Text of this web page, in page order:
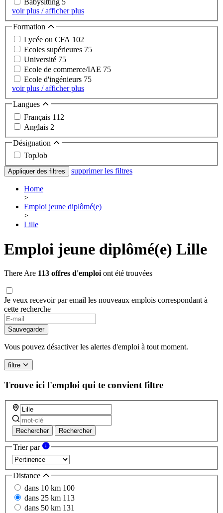
Babysitting 5
voir plus / afficher plus
Formation
Lycée ou CFA 102
Ecoles supérieures 75
Université 75
Ecole de commerce/IAE 75
Ecole d'ingénieurs 75
voir plus / afficher plus
Langues
Français 112
Anglais 2
Désignation
TopJob
Appliquer des filtres supprimer les filtres
Home
>
Emploi jeune diplômé(e)
>
Lille
Emploi jeune diplômé(e) Lille
There Are 113 offres d'emploi ont été trouvées
Je veux recevoir par email les nouveaux emplois correspondant à
cette recherche
If
you
are
a
human,
ignore
this
field
Sauvegarder
Vous pouvez désactiver les alertes d'emploi à tout moment.
filtre
Trouve ici l'emploi qui te convient filtre
Rechercher Rechercher
Trier par
Distance
dans 10 km 100
dans 25 km 113
dans 50 km 131